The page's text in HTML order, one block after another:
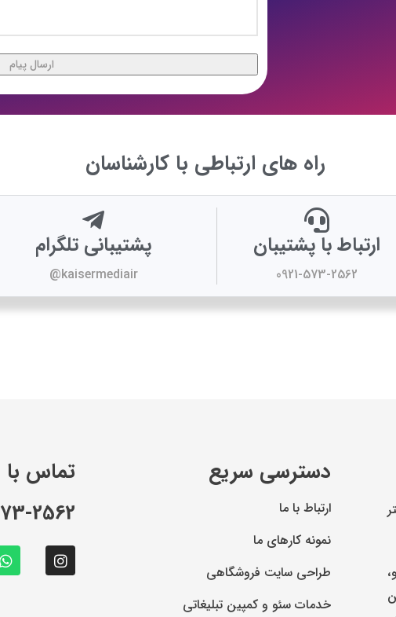
راه های ارتباطی با کارشناسان
ارتباط با پشتیبان
0921-573-2562
پشتیبانی تلگرام
kaisermediair@
دسترسی سریع
ارتباط با ما
نمونه کارهای ما
طراحی سایت فروشگاهی
خدمات سئو و کمپین تبلیغاتی
تماس با
2562